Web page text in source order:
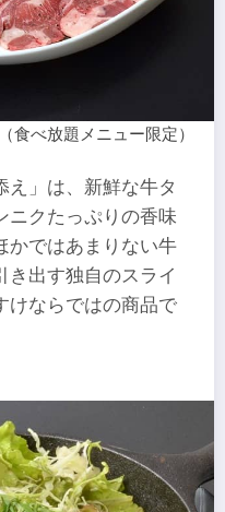
食べ放題メニュー限定）
え」は、新鮮な牛タ
ニクたっぷりの香味
かではあまりない牛
き出す独自のスライ
けならではの商品で